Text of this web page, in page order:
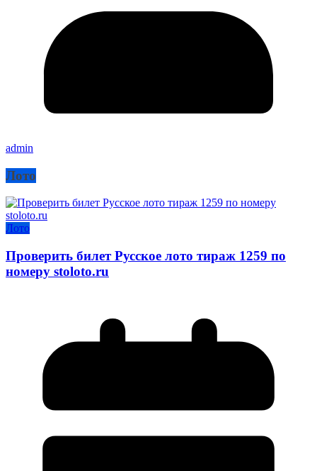
admin
Лото
Лото
Проверить билет Русское лото тираж 1259 по
номеру stoloto.ru